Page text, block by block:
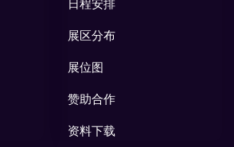
日程安排
展区分布
展位图
赞助合作
资料下载